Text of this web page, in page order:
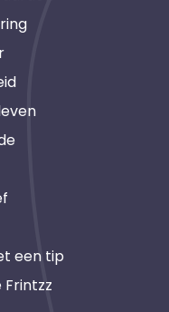
een tip
Frintzz